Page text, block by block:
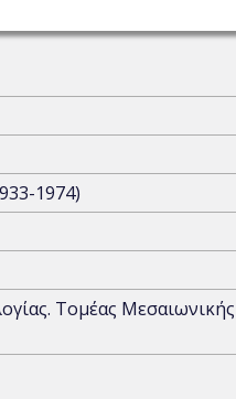
1974)
Τομέας